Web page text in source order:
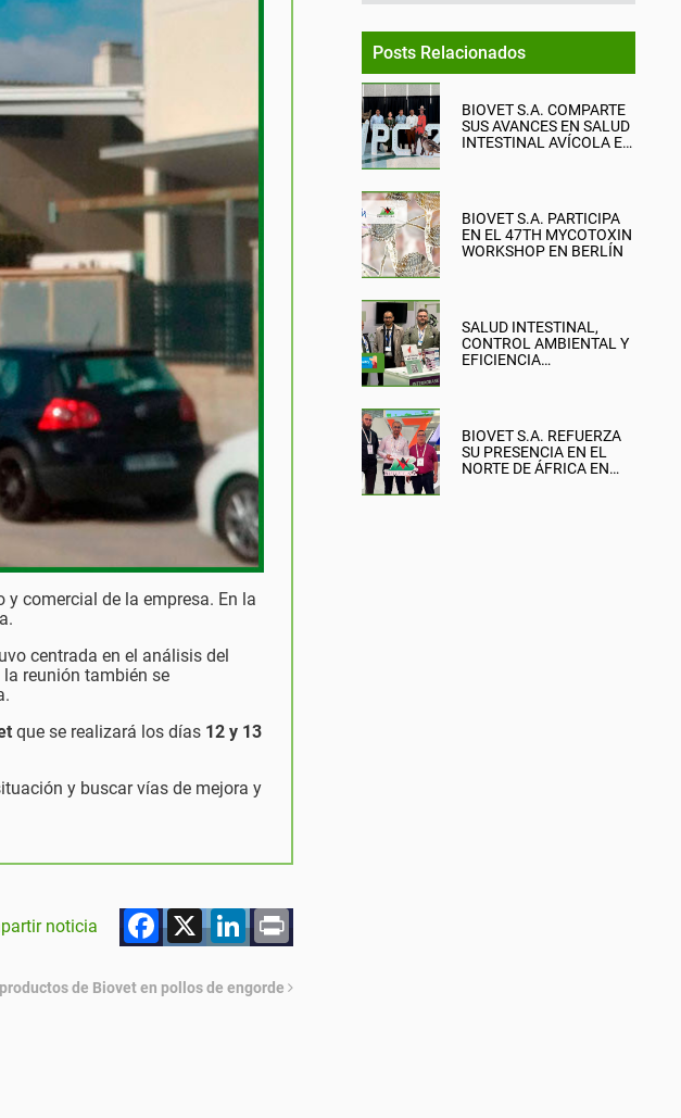
comercial de la empresa. En la
centrada en el análisis del
reunión también se
que se realizará los días 12 y 13
y buscar vías de mejora y
noticia Facebook
X LinkedIn
Print
de Biovet en pollos de engorde
Posts Relacionados
BIOVET S.A. COMPARTE
SUS AVANCES EN SALUD
INTESTINAL AVÍCOLA EN
BIOVET S.A. PARTICIPA
EN EL 47TH MYCOTOXIN
WORKSHOP EN BERLÍN
SALUD INTESTINAL,
CONTROL AMBIENTAL Y
EFICIENCIA
BIOVET S.A. REFUERZA
SU PRESENCIA EN EL
NORTE DE ÁFRICA EN